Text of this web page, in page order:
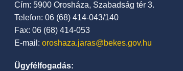
Cím: 5900 Orosháza, Szabadság tér 3.
Telefon: 06 (68) 414-043/140
Fax: 06 (68) 414-053
E-mail: oroshaza.jaras@bekes.gov.hu
Ügyfélfogadás: